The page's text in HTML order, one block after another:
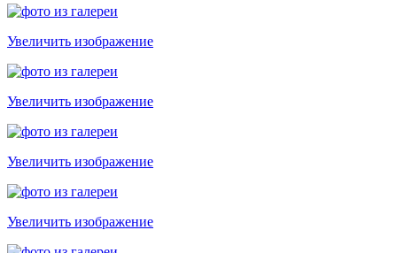
Увеличить изображение
Увеличить изображение
Увеличить изображение
Увеличить изображение